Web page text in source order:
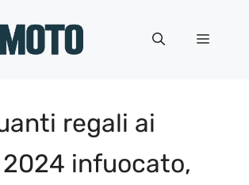
Menu
regali ai
infuocato,